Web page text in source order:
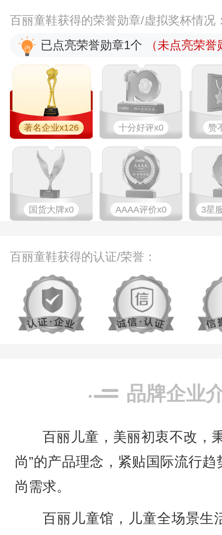
百丽童鞋获得的荣誉勋章/虚拟奖杯情况
已点亮荣誉勋章1个
（未点亮荣
著名企业x126 十分好评x0 赞
国货大牌x0 AAAA评价x0 3星
百丽童鞋获得的认证/荣誉：
品牌企业
百丽儿童，美丽初衷不改，
尚”的产品理念，紧贴国际流行
尚需求。
百丽儿童馆，儿童全场景生